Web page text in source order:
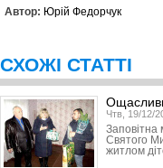
Автор: Юрій Федорчук
СХОЖІ СТАТТІ
Чтв, 19/12/
Заповітна
Святого
житлом